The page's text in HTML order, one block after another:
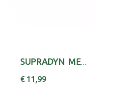
SUPRADYN MENTAL BOOST COMP EFERV X10 ASCORBIC...
€ 11,99